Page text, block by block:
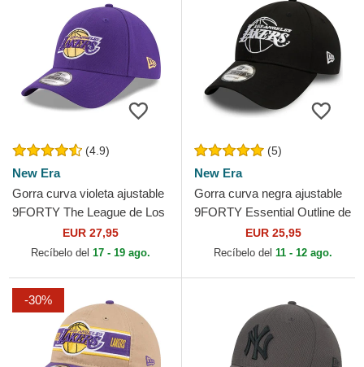
(4.9)
New Era
Gorra curva violeta ajustable
9FORTY The League de Los
Angeles Lakers NBA de New
EUR 27,95
Recíbelo del 17 - 19 ago.
(5)
New Era
Gorra curva negra ajustable
9FORTY Essential Outline de
Los Angeles Lakers NBA de
New Era
EUR 25,95
Recíbelo del 11 - 12 ago.
-30%